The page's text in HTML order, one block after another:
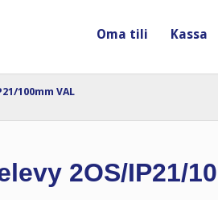
Oma tili Kassa
100mm VAL
2OS/IP21/